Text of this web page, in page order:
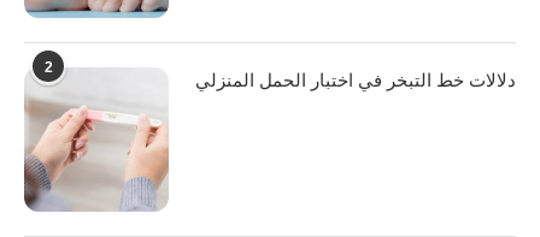
2
دلالات خط التبخر في اختبار الحمل المنزلي